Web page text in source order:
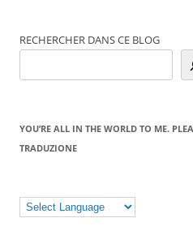
RECHERCHER DANS CE BLOG
YOU’RE ALL IN THE WORLD TO ME.
TRADUZIONE